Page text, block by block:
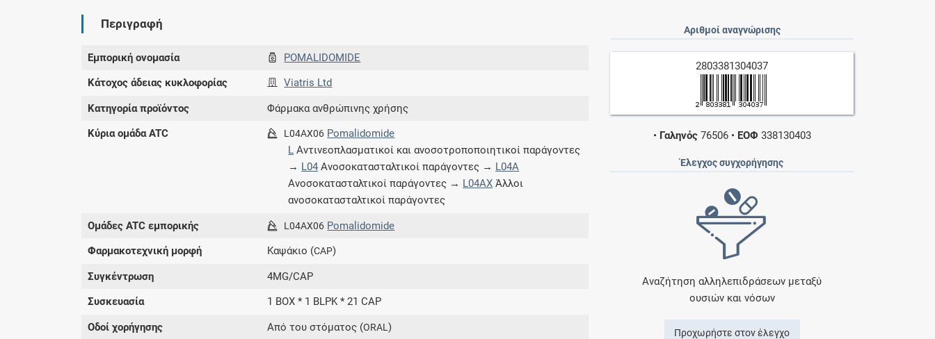
επιπλέον παροχές των συνδρομητικών
Ενδείξεις και αγωγές
Βρείτε θεραπευτικές ενδείξεις και αγωγές για
νόσους, συμπτώματα και ιατρικές πράξεις
Μοιραζόμαστε μαζί σας γεγονότα της
Περιγραφή
Εμπορική ονομασία POMALIDOMIDE
Κάτοχος άδειας κυκλοφορίας Viatris Ltd
Κατηγορία προϊόντος Φάρμακα ανθρώπινης χρήσης
Κύρια ομάδα ATC L04AX06 Pomalidomide
L Αντινεοπλασματικοί και ανοσοτροποποιητικοί παράγοντες
→ L04 Ανοσοκατασταλτικοί παράγοντες → L04A
Ανοσοκατασταλτικοί παράγοντες → L04AX Άλλοι
ανοσοκατασταλτικοί παράγοντες
Ομάδες ATC εμπορικής L04AX06 Pomalidomide
Φαρμακοτεχνική μορφή Καψάκιο (CAP)
Συγκέντρωση 4MG/CAP
Συσκευασία 1 BOX * 1 BLPK * 21 CAP
Οδοί χορήγησης Από του στόματος (ORAL)
Αριθμοί αναγνώρισης
2803381304037
• Γαληνός76506 • ΕΟΦ 338130403
Έλεγχος συγχορήγησης
Αναζήτηση αλληλεπιδράσεων μεταξύ
ουσιών και νόσων
Προχωρήστε στον έλεγχο